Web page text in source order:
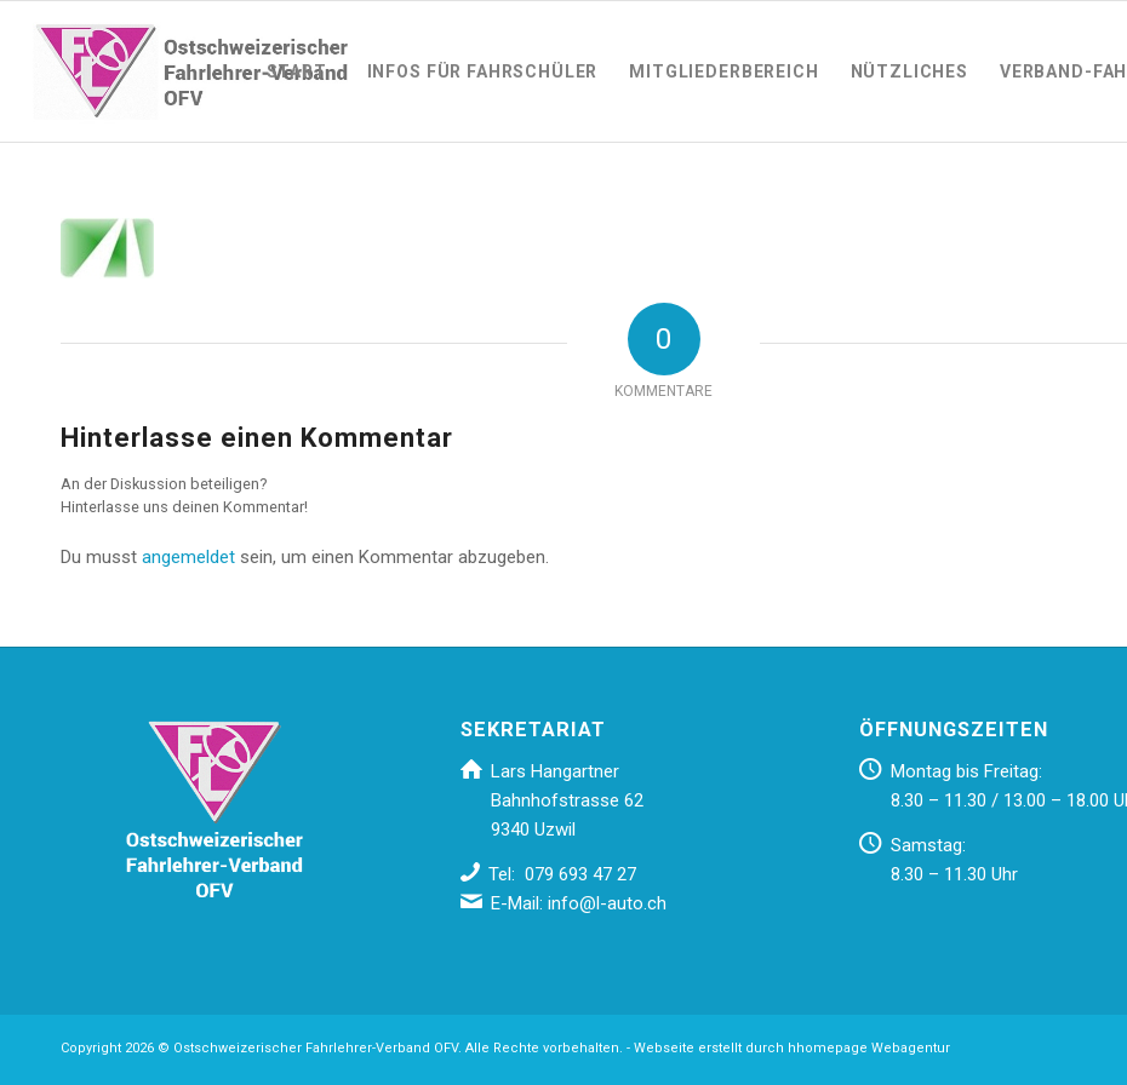
START INFOS FÜR FAHRSCHÜLER MITGLIEDERBEREICH NÜTZLICHES VERBAND-
0
KOMMENTARE
Hinterlasse einen Kommentar
An der Diskussion beteiligen?
Hinterlasse uns deinen Kommentar!
Du musst angemeldet sein, um einen Kommentar abzugeben.
SEKRETARIAT
Lars Hangartner
Bahnhofstrasse 62
9340 Uzwil
Tel: 079 693 47 27
E-Mail:info@l-auto.ch
ÖFFNUNGSZEITEN
Montag bis Freitag:
8.30 – 11.30 / 13.00 – 18.00
Samstag:
8.30 – 11.30 Uhr
Copyright 2026 © Ostschweizerischer Fahrlehrer-Verband OFV. Alle Rechte vorbehalten. - Webseite erstellt durch hhomepage Webagentur